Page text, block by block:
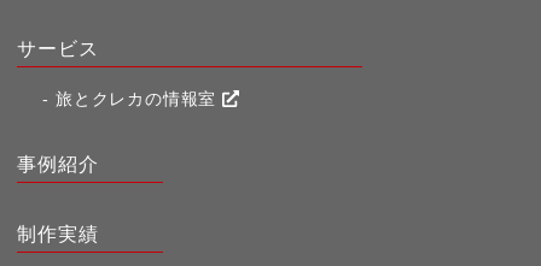
サービス
旅とクレカの情報室
事例紹介
制作実績